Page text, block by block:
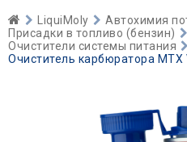
LiquiMoly
Автохимия
Присадки в топливо (бензин)
Очистители системы питания
Очиститель карбюратора